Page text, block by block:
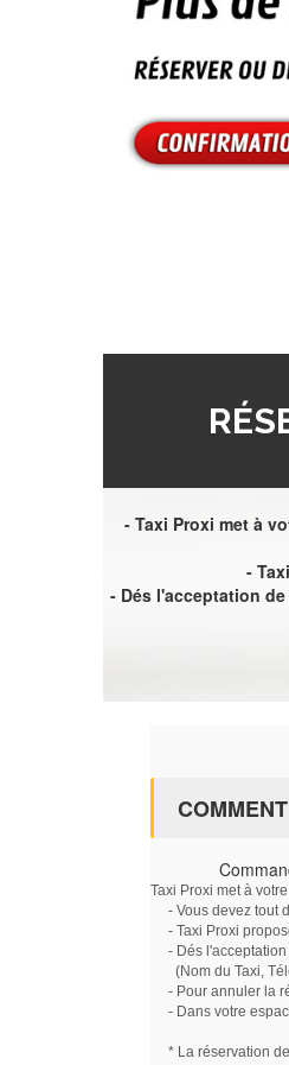
- Taxi Proxi met à
-
- Dés l'acceptation
Taxi Proxi met à
- Vous devez tout
- Taxi Proxi
- Dés l'acceptation
(Nom du Taxi,
- Pour annuler la
- Dans votre
* La réservation de